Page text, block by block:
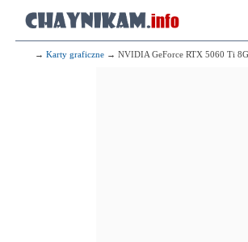
→ Karty graficzne → NVIDIA GeForce RTX 5060 Ti